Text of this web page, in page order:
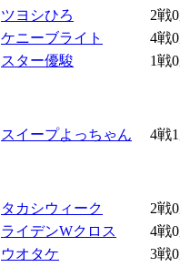
ツヨシひろ
2戦
ケニーブライト
4戦
スター優駿 1戦
スイープよっちゃん 4戦
タカシウィーク
2戦
ライデンWクロス
4戦
ウオタケ
3戦